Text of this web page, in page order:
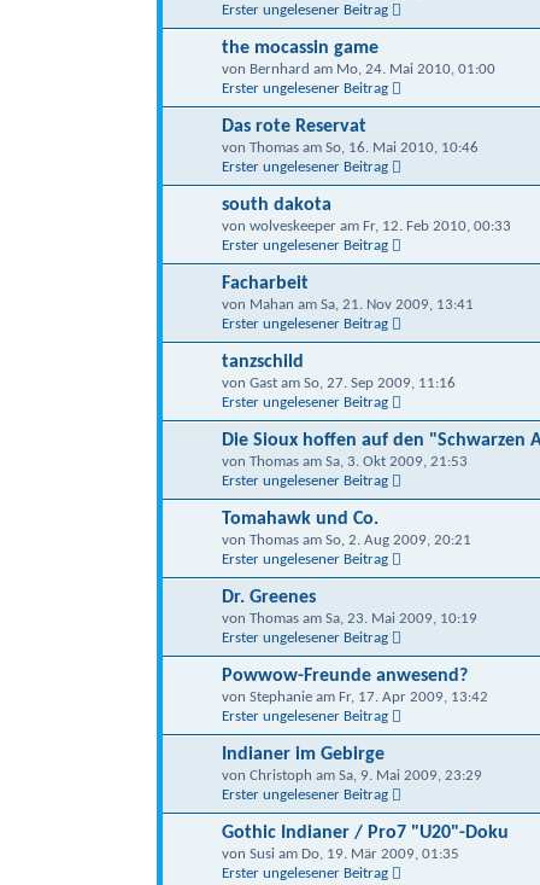
Erster ungelesener Beitrag
the mocassin game
von Bernhard am Mo, 24. Mai 2010, 01:00
Erster ungelesener Beitrag
Das rote Reservat
von Thomas am So, 16. Mai 2010, 10:46
Erster ungelesener Beitrag
south dakota
von wolveskeeper am Fr, 12. Feb 2010, 00:33
Erster ungelesener Beitrag
Facharbeit
von Mahan am Sa, 21. Nov 2009, 13:41
Erster ungelesener Beitrag
tanzschild
von Gast am So, 27. Sep 2009, 11:16
Erster ungelesener Beitrag
Die Sioux hoffen auf den "Schwarzen
von Thomas am Sa, 3. Okt 2009, 21:53
Erster ungelesener Beitrag
Tomahawk und Co.
von Thomas am So, 2. Aug 2009, 20:21
Erster ungelesener Beitrag
Dr. Greenes
von Thomas am Sa, 23. Mai 2009, 10:19
Erster ungelesener Beitrag
Powwow-Freunde anwesend?
von Stephanie am Fr, 17. Apr 2009, 13:42
Erster ungelesener Beitrag
Indianer im Gebirge
von Christoph am Sa, 9. Mai 2009, 23:29
Erster ungelesener Beitrag
Gothic Indianer / Pro7 "U20"-Doku
von Susi am Do, 19. Mär 2009, 01:35
Erster ungelesener Beitrag